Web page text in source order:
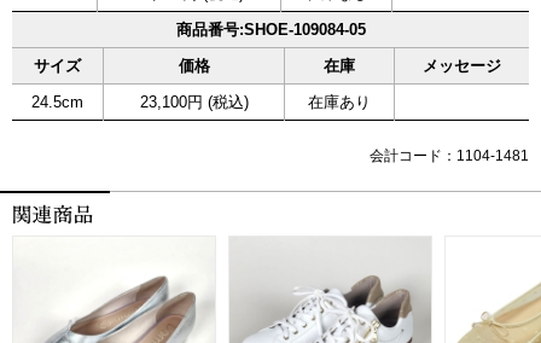
商品番号:SHOE-109084-05
サイズ
価格 在庫
メッセージ
24.5cm
23,100円 (税込) 在庫あり
会計コード：1104-1481